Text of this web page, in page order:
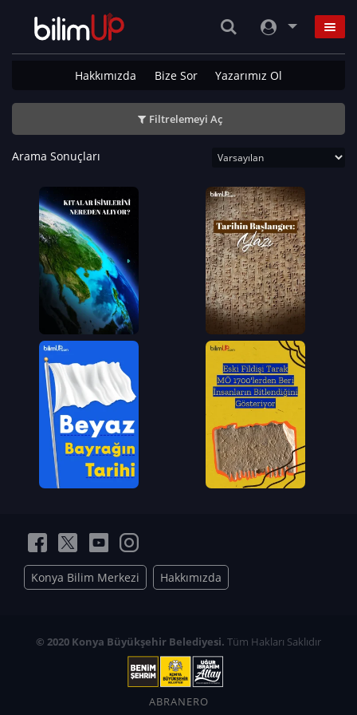
Hakkımızda Bize Sor Yazarımız Ol
Filtrelemeyi Aç
Arama Sonuçları
Konya Bilim Merkezi Hakkımızda
© 2020 Konya Büyükşehir Belediyesi. Tüm Hakları Saklıdır
ABRANERO